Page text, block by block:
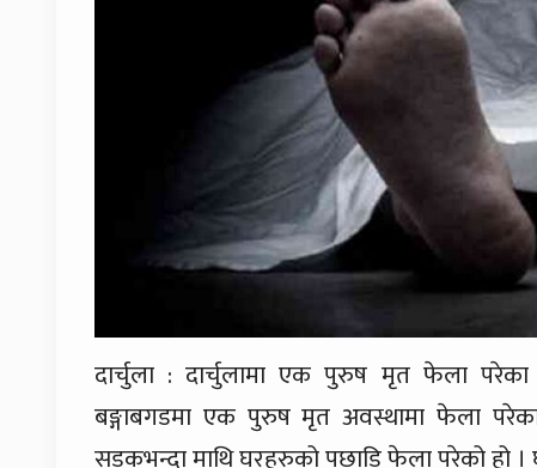
दार्चुला : दार्चुलामा एक पुरुष मृत फेला
बङ्गाबगडमा एक पुरुष मृत अवस्थामा फेला
सडकभन्दा माथि घरहरुको पछाडि फेला परेको हो